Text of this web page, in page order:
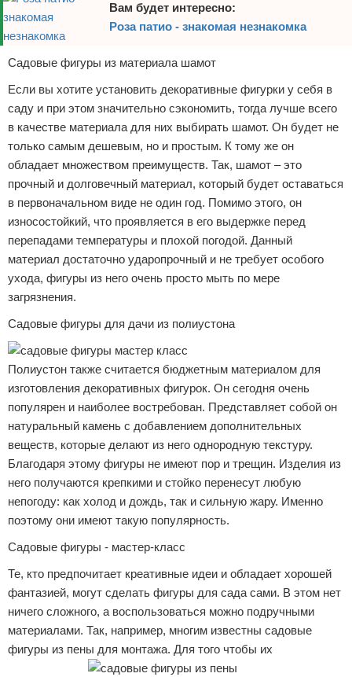
Вам будет интересно:
Роза патио - знакомая незнакомка
Садовые фигуры из материала шамот
Если вы хотите установить декоративные фигурки у себя в
саду и при этом значительно сэкономить, тогда лучше всего
в качестве материала для них выбирать шамот. Он будет не
только самым дешевым, но и простым. К тому же он
обладает множеством преимуществ. Так, шамот – это
прочный и долговечный материал, который будет оставаться
в первоначальном виде не один год. Помимо этого, он
износостойкий, что проявляется в его выдержке перед
перепадами температуры и плохой погодой. Данный
материал достаточно ударопрочный и не требует особого
ухода, фигуры из него очень просто мыть по мере
загрязнения.
Садовые фигуры для дачи из полиустона
Полиустон также считается бюджетным материалом для
изготовления декоративных фигурок. Он сегодня очень
популярен и наиболее востребован. Представляет собой он
натуральный камень с добавлением дополнительных
веществ, которые делают из него однородную текстуру.
Благодаря этому фигуры не имеют пор и трещин. Изделия из
него получаются крепкими и стойко перенесут любую
непогоду: как холод и дождь, так и сильную жару. Именно
поэтому они имеют такую популярность.
Садовые фигуры - мастер-класс
Те, кто предпочитает креативные идеи и обладает хорошей
фантазией, могут сделать фигуры для сада сами. В этом нет
ничего сложного, а воспользоваться можно подручными
материалами. Так, например, многим известны садовые
фигуры из пены для монтажа. Для того чтобы их